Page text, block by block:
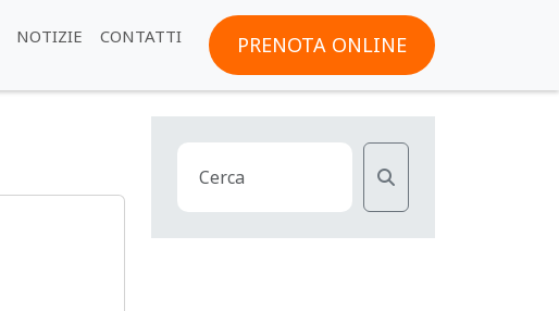
NOTIZIE CONTATTI PRENOTA ONLINE
C
r
c